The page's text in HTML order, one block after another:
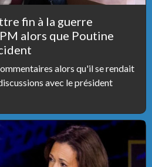
fin à la guerre
alors que Poutine
alors qu'il se rendait
avec le président